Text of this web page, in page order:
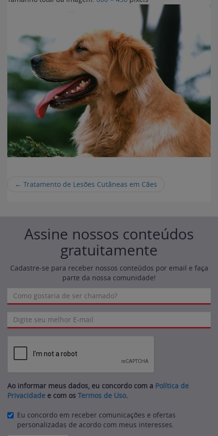
← Tratamento de Lesões Cutâneas em Cães
Assine nossos conteúdos
gratuitamente
Cadastre-se para receber nossos conteúdos por email e faça
parte da nossa comunidade!
Ao informar meus dados, eu concordo com a Política de
Privacidade e com os Termos de Uso.
Eu concordo em receber comunicações e ofertas
personalizadas de acordo com meus interesses.